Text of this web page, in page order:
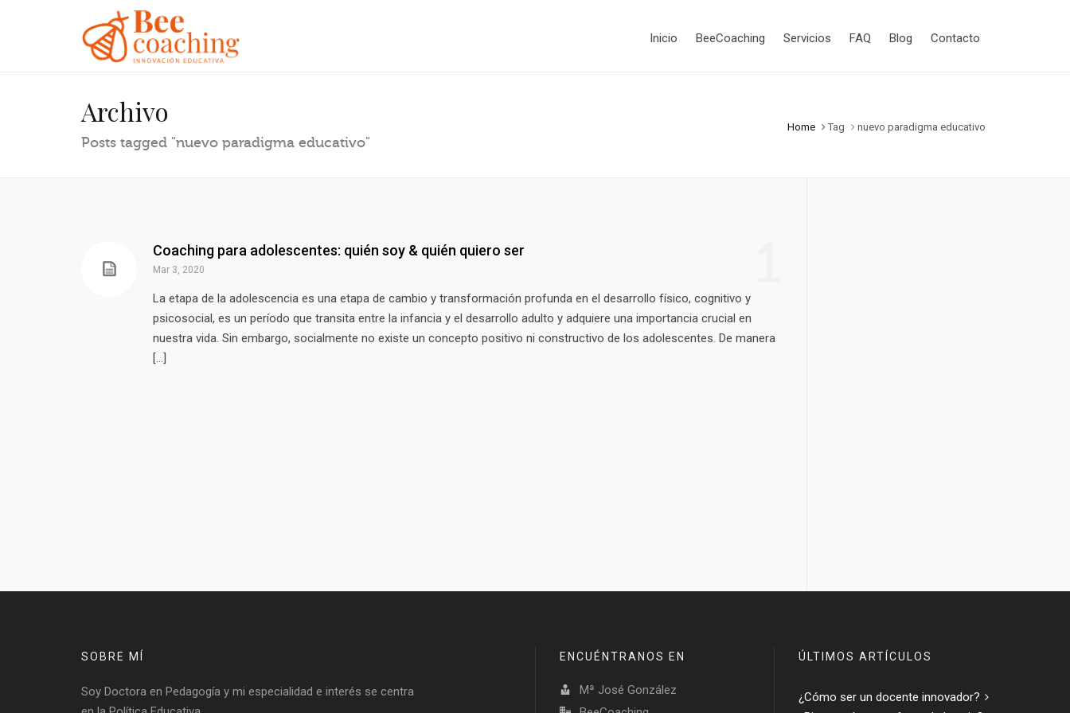
Inicio BeeCoaching Servicios FAQ Blog Contacto
Archivo
Posts tagged "nuevo paradigma educativo"
Home Tag nuevo paradigma educativo
Coaching para adolescentes: quién soy & quién quiero ser
Mar 3, 2020
La etapa de la adolescencia es una etapa de cambio y transformación profunda en el desarrollo físico, cognitivo y
psicosocial, es un período que transita entre la infancia y el desarrollo adulto y adquiere una importancia crucial en
nuestra vida. Sin embargo, socialmente no existe un concepto positivo ni constructivo de los adolescentes. De manera
[…]
SOBRE MÍ
Soy Doctora en Pedagogía y mi especialidad e interés se centra
ENCUÉNTRANOS EN
Mª José González
ÚLTIMOS ARTÍCULOS
¿Cómo ser un docente innovador?